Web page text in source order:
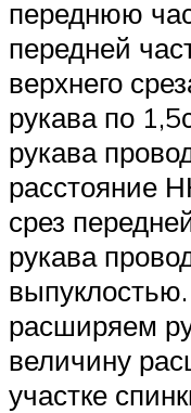
переднюю
передней
верхнего
рукава по
рукава
расстояние
срез
рукава
расширяем
величину
участке